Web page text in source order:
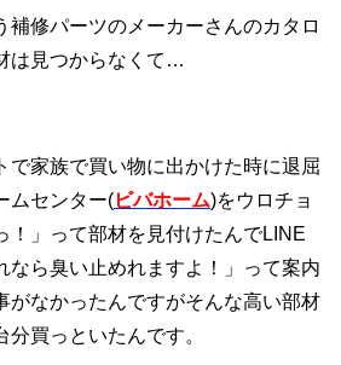
補修パーツのメーカーさんのカタロ
は見つからなくて…
で家族で買い物に出かけた時に退屈
ムセンター(ビバホーム)をウロチョ
！」って部材を見付けたんでLINE
なら臭い止めれますよ！」って案内
がなかったんですがそんな高い部材
買っといたんです。